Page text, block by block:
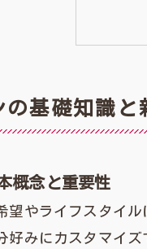
注
注
基礎知識と
概念と重要性
望やライフスタイ
好みにカスタマイ